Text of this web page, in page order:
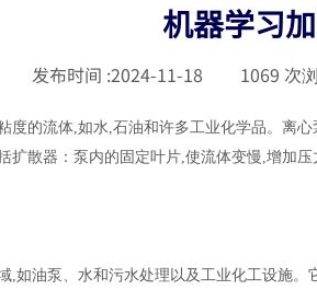
机器学习
发布时间 :2024-11-18 1069 次
度的流体,如水,石油和许多工业化学品。离
扩散器 ： 泵内的固定叶片,使流体变慢,增加
,如油泵、水和污水处理以及工业化工设施